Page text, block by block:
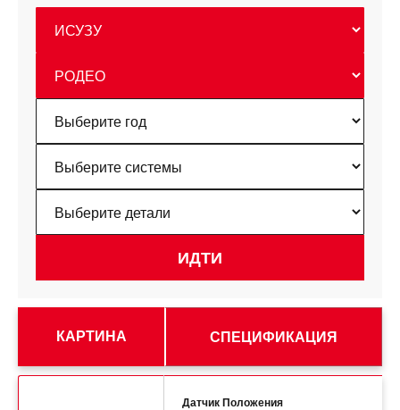
КАРТИНА СПЕЦИФИКАЦИЯ
Датчик Положения